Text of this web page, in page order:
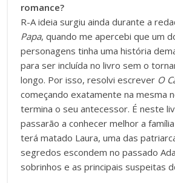
romance?
R-A ideia surgiu ainda durante a
Papa, quando me apercebi que um
personagens tinha uma história
para ser incluída no livro sem o
longo. Por isso, resolvi escrever O
começando exatamente na mesma
termina o seu antecessor. É neste
passarão a conhecer melhor a
terá matado Laura, uma das
segredos escondem no passado
sobrinhos e as principais suspeitas